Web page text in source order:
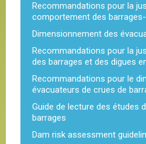
Recommandations pour la
comportement des
Dimensionnement des
Recommandations pour la
des barrages et des digues
Recommandations pour le
évacuateurs de crues de
Guide de lecture des études
barrages
Dam risk assessment